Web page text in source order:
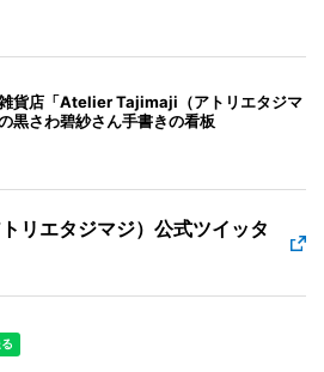
貨店「Atelier Tajimaji（アトリエタジマ
黒さわ碧紗さん手書きの看板
リエタジマジ）公式ツイッタ